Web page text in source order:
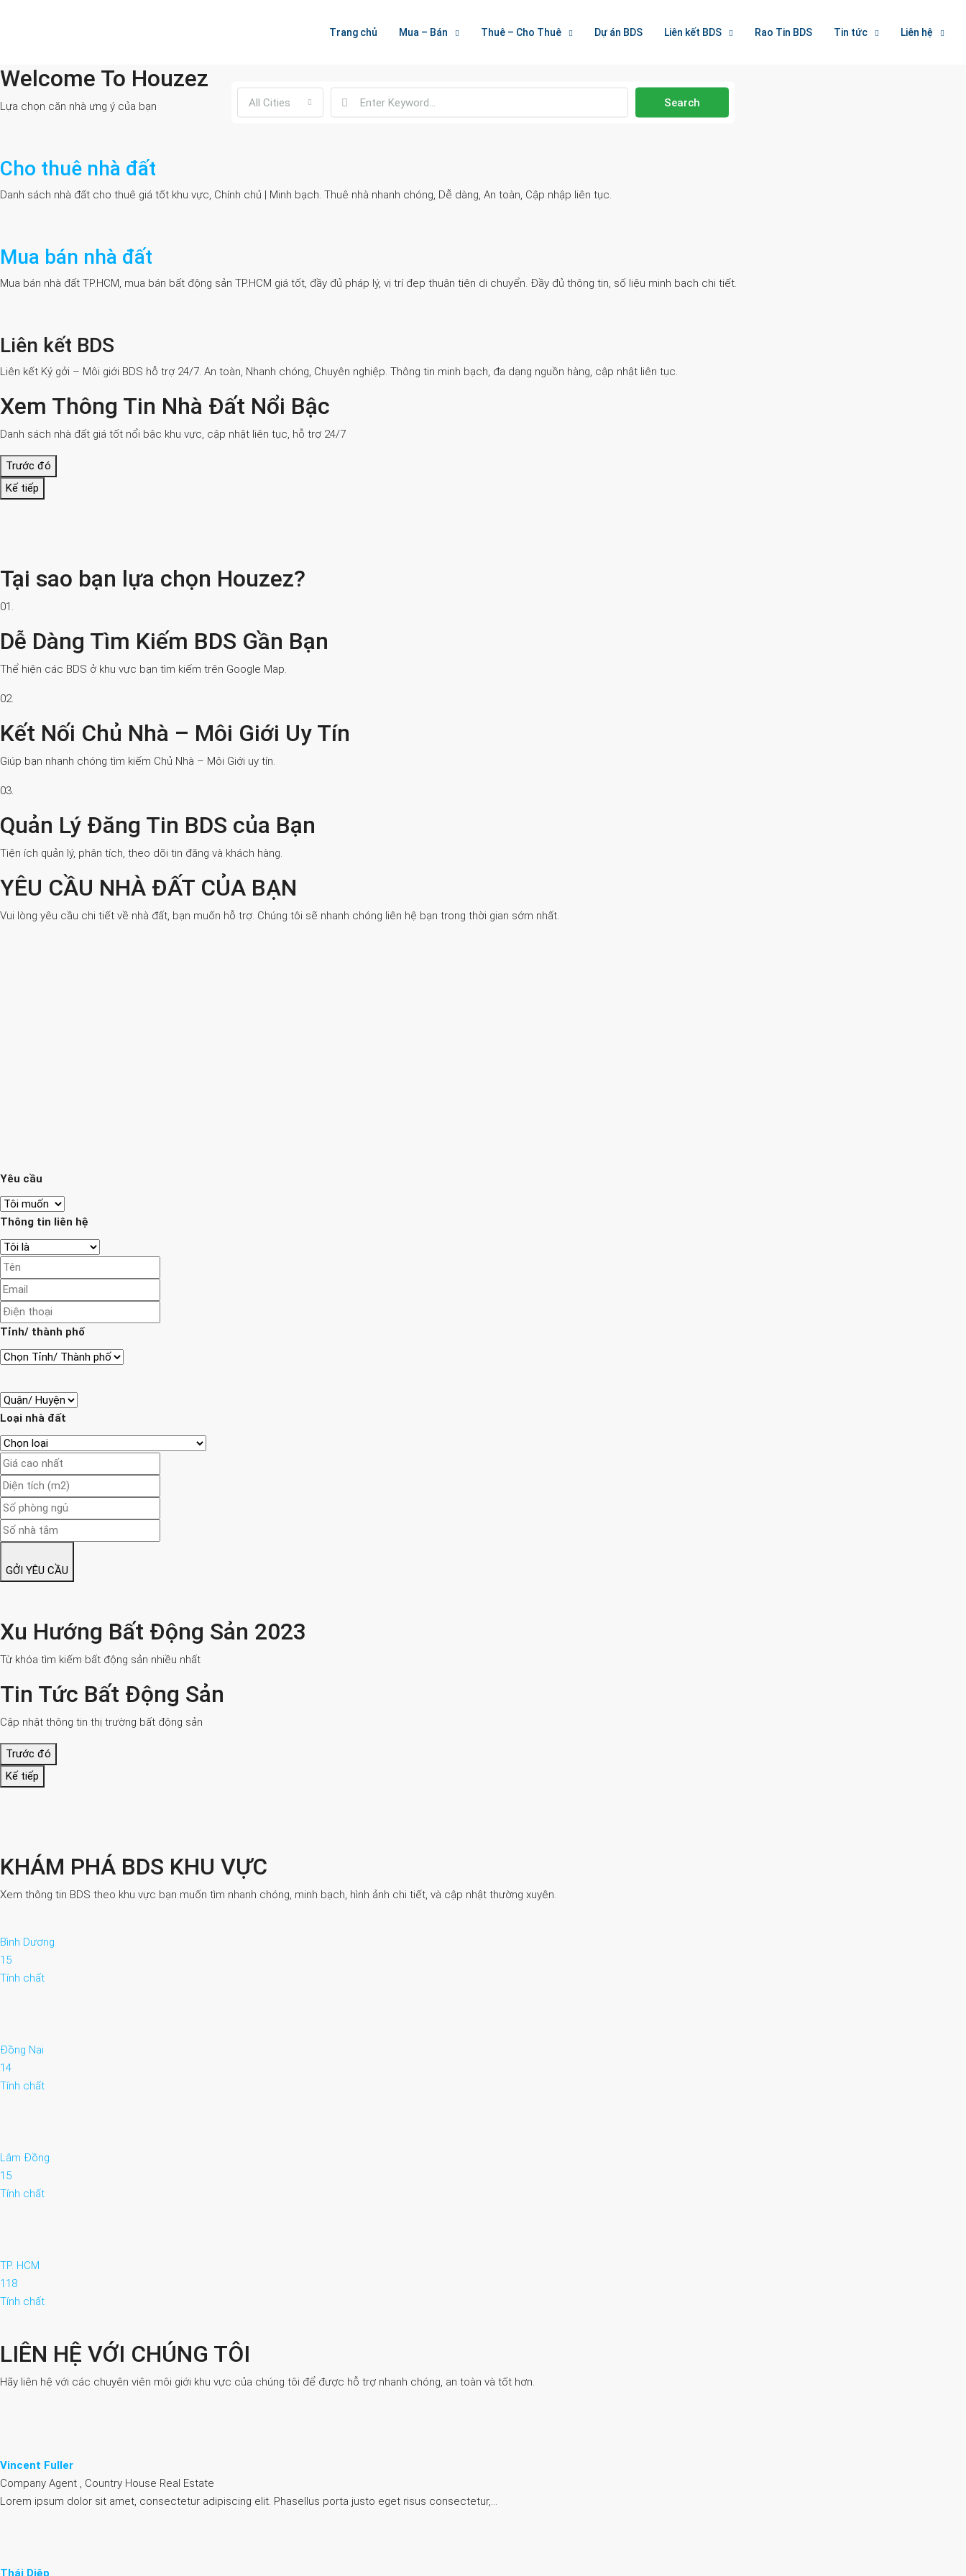
Trang chủ Mua – Bán Thuê – Cho Thuê Dự án BDS Liên kết BDS Rao Tin BDS Tin tức Liên hệ
Welcome To Houzez
All Cities Search
Welcome To Houzez
Lựa chọn căn nhà ưng ý của bạn
Cho thuê nhà đất
Danh sách nhà đất cho thuê giá tốt khu vực, Chính chủ | Minh bạch. Thuê nhà nhanh chóng, Dễ dàng, An toàn, Cập nhập liên tục.
Mua bán nhà đất
Mua bán nhà đất TP.HCM, mua bán bất động sản TP.HCM giá tốt, đầy đủ pháp lý, vị trí đẹp thuận tiện di chuyển. Đầy đủ thông tin, số liệu minh bạch chi tiết.
Liên kết BDS
Liên kết Ký gởi – Môi giới BDS hỗ trợ 24/7. An toàn, Nhanh chóng, Chuyên nghiệp. Thông tin minh bạch, đa dạng nguồn hàng, cập nhật liên tục.
Xem Thông Tin Nhà Đất Nổi Bậc
Danh sách nhà đất giá tốt nổi bậc khu vực, cập nhật liên tục, hỗ trợ 24/7
Trước đó
Kế tiếp
Tại sao bạn lựa chọn Houzez?
01.
Dễ Dàng Tìm Kiếm BDS Gần Bạn
Thể hiện các BDS ở khu vực bạn tìm kiếm trên Google Map.
02.
Kết Nối Chủ Nhà – Môi Giới Uy Tín
Giúp bạn nhanh chóng tìm kiếm Chủ Nhà – Môi Giới uy tín.
03.
Quản Lý Đăng Tin BDS của Bạn
Tiện ích quản lý, phân tích, theo dõi tin đăng và khách hàng.
YÊU CẦU NHÀ ĐẤT CỦA BẠN
Vui lòng yêu cầu chi tiết về nhà đất, bạn muốn hỗ trợ. Chúng tôi sẽ nhanh chóng liên hệ bạn trong thời gian sớm nhất.
Yêu cầu
Thông tin liên hệ
Tỉnh/ thành phố
Loại nhà đất
GỞI YÊU CẦU
Xu Hướng Bất Động Sản 2023
Từ khóa tìm kiếm bất động sản nhiều nhất
Tin Tức Bất Động Sản
Cập nhật thông tin thị trường bất động sản
Trước đó
Kế tiếp
KHÁM PHÁ BDS KHU VỰC
Xem thông tin BDS theo khu vực bạn muốn tìm nhanh chóng, minh bạch, hình ảnh chi tiết, và cập nhật thường xuyên.
Bình Dương
15
Tính chất
Đồng Nai
14
Tính chất
Lâm Đồng
15
Tính chất
TP. HCM
118
Tính chất
LIÊN HỆ VỚI CHÚNG TÔI
Hãy liên hệ với các chuyên viên môi giới khu vực của chúng tôi để được hỗ trợ nhanh chóng, an toàn và tốt hơn.
Vincent Fuller
Company Agent , Country House Real Estate
Lorem ipsum dolor sit amet, consectetur adipiscing elit. Phasellus porta justo eget risus consectetur,…
Thái Diệp